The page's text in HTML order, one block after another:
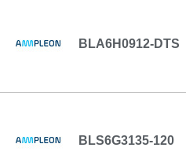
BLA6H0912-DTS
BLS6G3135-120